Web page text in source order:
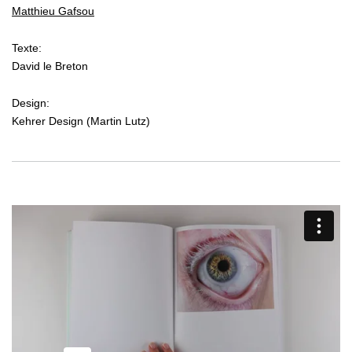
Matthieu Gafsou
Texte:
David le Breton
Design:
Kehrer Design (Martin Lutz)